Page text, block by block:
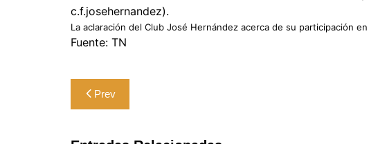
La aclaración del Club José Hernández acerca de su participación
Fuente: TN
Navegación
de
Prev